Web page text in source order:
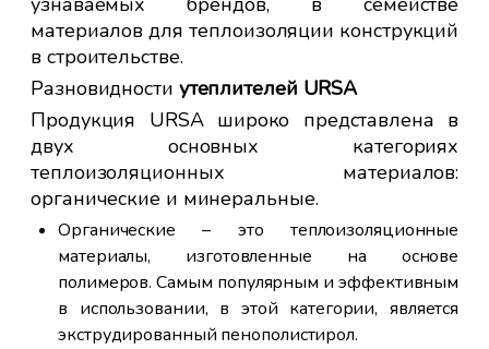
материалов для теплоизоляции конструкций
в строительстве.
Разновидности утеплителей URSA
Продукция URSA широко представлена в
двух основных категориях
теплоизоляционных материалов:
органические и минеральные.
Органические – это теплоизоляционные
материалы, изготовленные на основе
полимеров. Самым популярным и эффективным
в использовании, в этой категории, является
экструдированный пенополистирол.